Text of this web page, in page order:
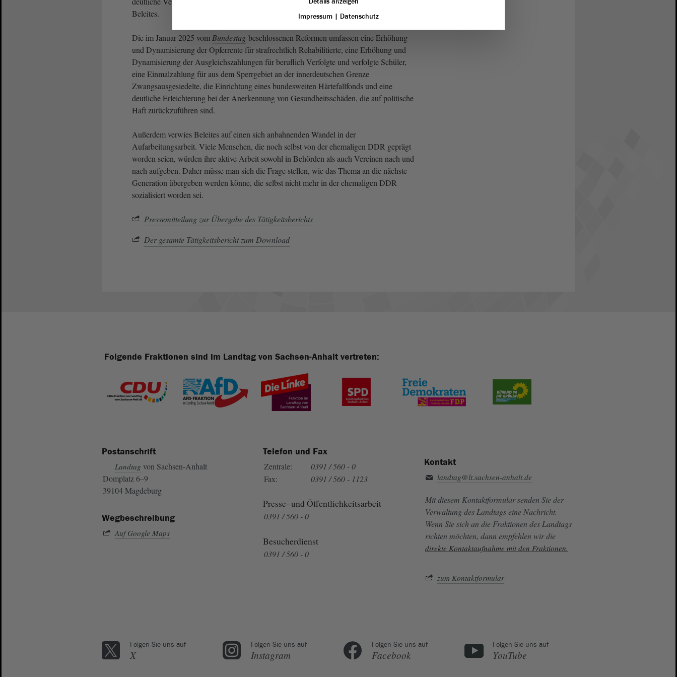
Beleites.
Die im Januar 2025 vom Bundestag beschlossenen Reformen umfassen eine Erhöhung
und Dynamisierung der Opferrente für strafrechtlich Rehabilitierte, eine Erhöhung und
Dynamisierung der Ausgleichszahlungen für beruflich Verfolgte und verfolgte Schüler,
eine Einmalzahlung für aus dem Sperrgebiet an der innerdeutschen Grenze
Zwangsausgesiedelte, die Einrichtung eines bundesweiten Härtefallfonds und eine
deutliche Erleichterung bei der Anerkennung von Gesundheitsschäden, die auf politische
Haft zurückzuführen sind.
Außerdem verwies Beleites auf einen sich anbahnenden Wandel in der
Aufarbeitungsarbeit. Viele Menschen, die noch selbst von der ehemaligen DDR geprägt
worden seien, würden ihre aktive Arbeit sowohl in Behörden als auch Vereinen nach und
nach aufgeben. Daher müsse man sich die Frage stellen, wie das Thema an die nächste
Generation übergeben werden könne, die selbst nicht mehr in der ehemaligen DDR
sozialisiert worden sei.
Pressemitteilung zur Übergabe des Tätigkeitsberichts
Der gesamte Tätigkeitsbericht zum Download
Folgende Fraktionen sind im Landtag von Sachsen-Anhalt vertreten:
Postanschrift
Landtag von Sachsen-Anhalt
Domplatz 6–9
39104 Magdeburg
Wegbeschreibung
Auf Google Maps
Telefon und Fax
Zentrale:
0391 / 560 - 0
Fax:
0391 / 560 - 1123
Presse- und Öffentlichkeitsarbeit
0391 / 560 - 0
Besucherdienst
0391 / 560 - 0
Kontakt
landtag@lt.sachsen-anhalt.de
Mit diesem Kontaktformular senden Sie der
Verwaltung des Landtags eine Nachricht.
Wenn Sie sich an die Fraktionen des Landtags
richten möchten, dann empfehlen wir die
direkte Kontaktaufnahme mit den Fraktionen.
zum Kontaktformular
Folgen Sie uns auf
X
Folgen Sie uns auf
Instagram
Folgen Sie uns auf
Facebook
Folgen Sie uns auf
YouTube
Impressum | Datenschutz